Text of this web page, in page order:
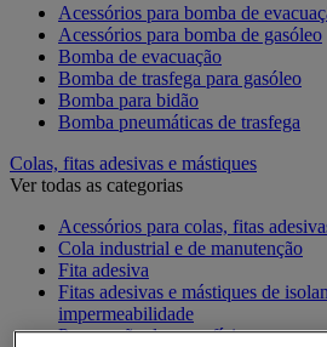
Acessórios para bomba de
Acessórios para bomba de gasóleo
Bomba de evacuação
Bomba de trasfega para gasóleo
Bomba para bidão
Bomba pneumáticas de trasfega
Colas, fitas adesivas e mástiques
Ver todas as categorias
Acessórios para colas, fitas
Cola industrial e de manutenção
Fita adesiva
Fitas adesivas e mástiques de
impermeabilidade
Preparação de superfícies